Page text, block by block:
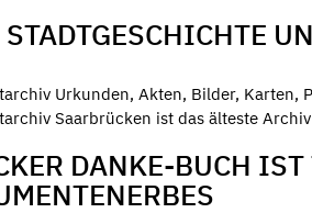
Urkunden, Akten, Bilder, Karten,
Saarbrücken ist das älteste
DANKE-BUCH